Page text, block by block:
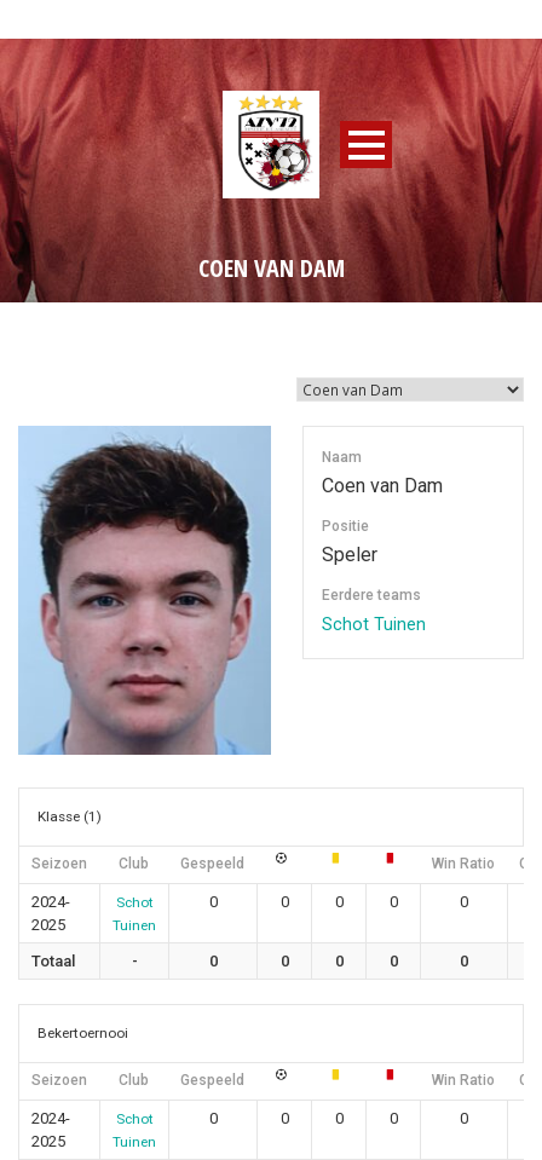
COEN VAN DAM
Naam
Coen van Dam
Positie
Speler
Eerdere teams
Schot Tuinen
Klasse (1)
Seizoen Club Gespeeld Win Ratio
2024-
2025
Schot
Tuinen
0 0 0 0 0
Totaal - 0 0 0 0 0
Bekertoernooi
Seizoen Club Gespeeld Win Ratio
2024-
2025
Schot
Tuinen
0 0 0 0 0